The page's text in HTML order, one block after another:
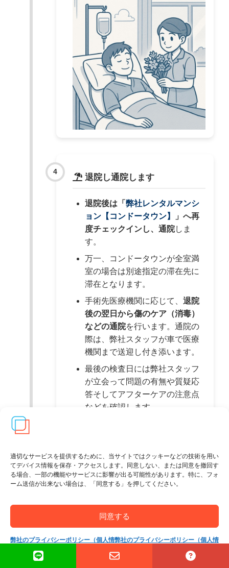
適切なサービスを提供するために、当サイトではクッキーなどの技術を用い
てデバイス情報を保存・アクセスします。同意しない、または同意を撤回す
る場合、一部の機能やサービスに影響が出る可能性があります。特に、フォ
ーム送信が出来ない場合は、「同意する」を押してください。
同意する
弊社のプライバシーポリシー（個人情
報保護方針）
弊社のプライバシーポリシー（個人情
報保護方針）
退院し通院します
退院後は「 弊社レンタルマンシ
ョン【コンドータウン】
」へ再
度チェックインし、通院しま
す。
万一、コンドータウンが全室満
室の場合は別途指定の滞在先に
滞在となります。
手術先医療機関に応じて、 退院
後の翌日から傷のケア（消毒）
などの通院を行います。通院の
際は、弊社スタッフが車で医療
機関まで送迎し付き添います。
最後の検査日には弊社スタッフ
が立会って問題の有無や質疑応
答そしてアフターケアの注意点
などを確認します。
日本へ帰国します
帰国の際の座席位置も飛行時間
席を予めお取りしています。場
合によっては車イスの手配をい